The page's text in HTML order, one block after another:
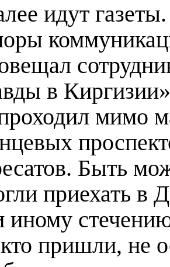
идут
в
мимо
Быть
приехать в
иному
пришли, не